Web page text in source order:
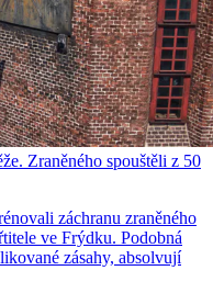
Zraněného spouštěli z 50
záchranu zraněného
ve Frýdku. Podobná
zásahy, absolvují